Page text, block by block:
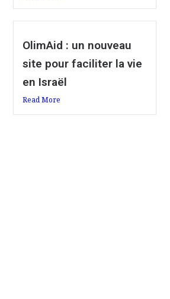
OlimAid : un nouveau
site pour faciliter la vie
en Israël
Read More